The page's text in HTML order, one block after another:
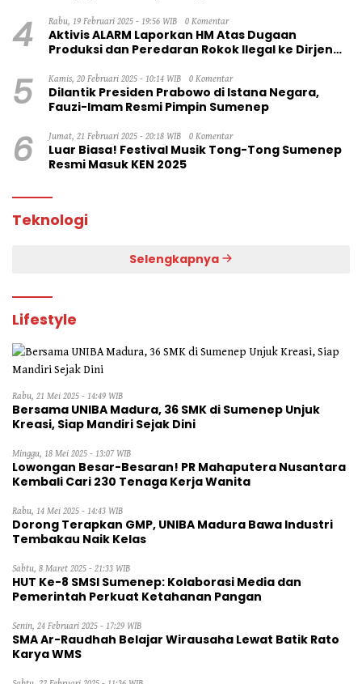
4 Rabu, 19 Februari 2025 - 19:56 WIB 0 Komentar
Aktivis ALARM Laporkan HM Atas Dugaan
Produksi dan Peredaran Rokok Ilegal ke Dirjen
5 Kamis, 20 Februari 2025 - 10:14 WIB 0 Komentar
Dilantik Presiden Prabowo di Istana Negara,
Fauzi-Imam Resmi Pimpin Sumenep
6 Jumat, 21 Februari 2025 - 20:18 WIB 0 Komentar
Luar Biasa! Festival Musik Tong-Tong Sumenep
Resmi Masuk KEN 2025
Teknologi
Selengkapnya
Lifestyle
Rabu, 21 Mei 2025 - 14:49 WIB
Bersama UNIBA Madura, 36 SMK di Sumenep Unjuk
Kreasi, Siap Mandiri Sejak Dini
Minggu, 18 Mei 2025 - 13:07 WIB
Lowongan Besar-Besaran! PR Mahaputera Nusantara
Kembali Cari 230 Tenaga Kerja Wanita
Rabu, 14 Mei 2025 - 14:43 WIB
Dorong Terapkan GMP, UNIBA Madura Bawa Industri
Tembakau Naik Kelas
Sabtu, 8 Maret 2025 - 21:33 WIB
HUT Ke-8 SMSI Sumenep: Kolaborasi Media dan
Pemerintah Perkuat Ketahanan Pangan
Senin, 24 Februari 2025 - 17:29 WIB
SMA Ar-Raudhah Belajar Wirausaha Lewat Batik Rato
Karya WMS